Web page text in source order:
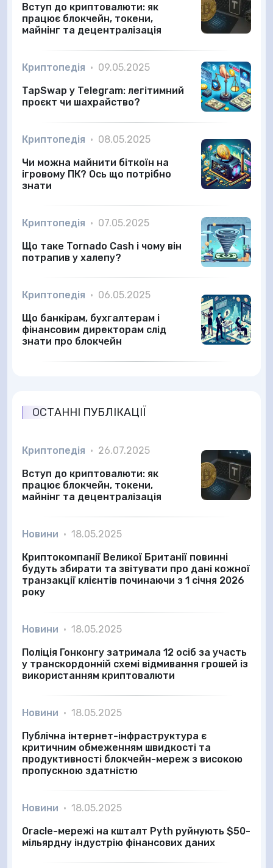
Вступ до криптовалюти: як
працює блокчейн, токени,
майнінг та децентралізація
Криптопедія • 09.05.2025
TapSwap у Telegram: легітимний
проєкт чи шахрайство?
Криптопедія • 08.05.2025
Чи можна майнити біткоїн на
ігровому ПК? Ось що потрібно
знати
Криптопедія • 07.05.2025
Що таке Tornado Cash і чому він
потрапив у халепу?
Криптопедія • 06.05.2025
Що банкірам, бухгалтерам і
фінансовим директорам слід
знати про блокчейн
ОСТАННІ ПУБЛІКАЦІЇ
Криптопедія • 26.07.2025
Вступ до криптовалюти: як
працює блокчейн, токени,
майнінг та децентралізація
Новини • 18.05.2025
Криптокомпанії Великої Британії повинні
будуть збирати та звітувати про дані кожної
транзакції клієнтів починаючи з 1 січня 2026
року
Новини • 18.05.2025
Поліція Гонконгу затримала 12 осіб за участь
у транскордонній схемі відмивання грошей із
використанням криптовалюти
Новини • 18.05.2025
Публічна інтернет-інфраструктура є
критичним обмеженням швидкості та
продуктивності блокчейн-мереж з високою
пропускною здатністю
Новини • 18.05.2025
Oracle-мережі на кшталт Pyth руйнують $50-
мільярдну індустрію фінансових даних